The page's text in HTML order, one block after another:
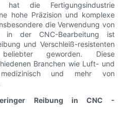
die Fertigungsindustrie
hohe Präzision und komplexe
die Verwendung von
in der CNC-Bearbeitung ist
und Verschleiß-resistenten
geworden. Diese
Branchen wie Luft- und
medizinisch und mehr von
Reibung in CNC -